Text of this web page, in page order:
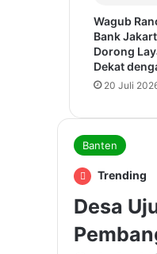
Wagub
Bank
Dorong
Dekat
20 Juli